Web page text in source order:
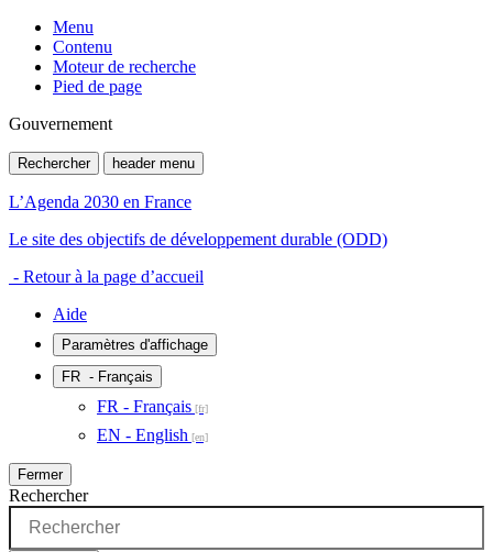
Menu
Contenu
Moteur de recherche
Pied de page
Gouvernement
Rechercher header menu
L’Agenda 2030 en France
Le site des objectifs de développement durable (ODD)
- Retour à la page d’accueil
Aide
Paramètres d'affichage
FR - Français
FR - Français
EN - English
Fermer
Rechercher